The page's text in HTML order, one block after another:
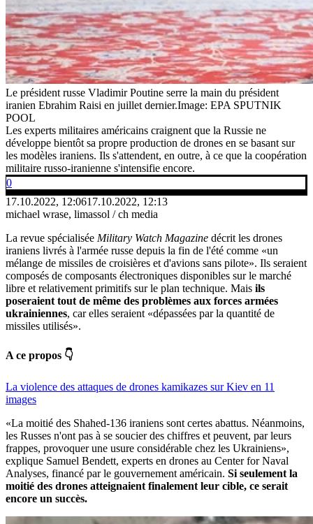
Le président russe Vladimir Poutine serre la main du président
iranien Ebrahim Raisi en juillet dernier.Image: EPA SPUTNIK
POOL
Les experts militaires américains craignent que la Russie ne
développe bientôt sa propre production de drones en se basant sur
les modèles iraniens. Ils s'attendent, en outre, à ce que la coopération
militaire russo-iranienne s'intensifie encore.
0
17.10.2022, 12:0617.10.2022, 12:13
michael wrase, limassol / ch media
La revue spécialisée Military Watch Magazine décrit les drones
iraniens livrés à l'armée russe depuis la fin de l'été comme «un
mélange de missiles de croisières et d'avions sans pilote». Ils seraient
composés de composants électroniques disponibles sur le marché
libre et relativement primitifs sur le plan technique. Mais ils
poseraient tout de même des problèmes aux forces armées
ukrainiennes, car elles seraient «dépassées par la quantité de
missiles utilisés».
A ce propos 👇
La violence des attaques de drones kamikazes sur Kiev en 11
images
«La moitié des Shahed-136 iraniens sont certes abattus. Néanmoins,
les Russes n'ont pas à se soucier des chiffres et peuvent, par leurs
frappes, provoquer une usure considérable chez les Ukrainiens»,
explique Samuel Bendett, experts en drones au Center for Naval
Analyses, financé par le gouvernement américain. Si seulement la
moitié des drones atteignaient finalement leur cible, ce serait
encore un succès.